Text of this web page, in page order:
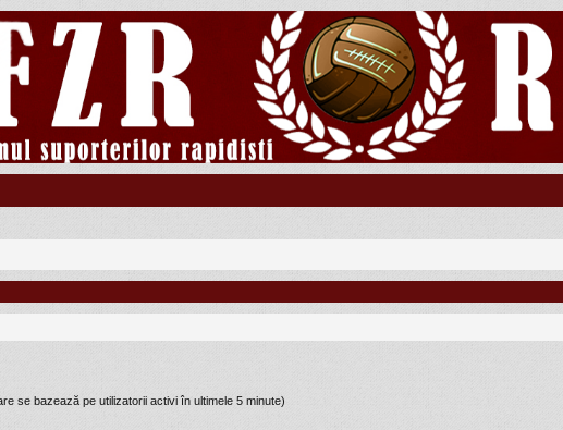
se bazează pe utilizatorii activi în ultimele 5 minute)